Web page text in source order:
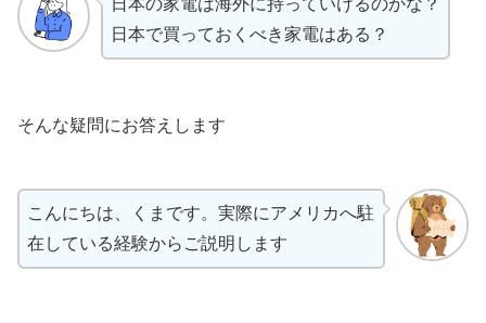
日本の家電は海外に持っていけるのかな？
日本で買っておくべき家電はある？
そんな疑問にお答えします
こんにちは、くまです。実際にアメリカへ駐
在している経験からご説明します